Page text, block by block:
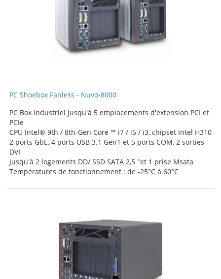
PC Shoebox Fanless - Nuvo-8000
PC Box Industriel jusqu'à 5 emplacements d'extension PCI et
PCIe
CPU Intel® 9th / 8th-Gen Core ™ i7 / i5 / i3, chipset Intel H310
2 ports GbE, 4 ports USB 3.1 Gen1 et 5 ports COM, 2 sorties
DVI
Jusqu'à 2 logements DD/ SSD SATA 2,5 "et 1 prise Msata
Températures de fonctionnement : de -25°C à 60°C